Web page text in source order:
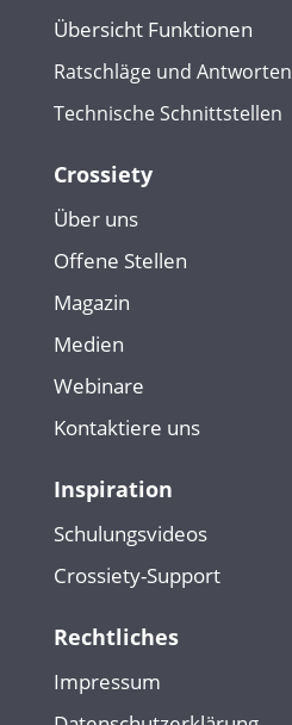
Übersicht Funktionen
Ratschläge und Antworten
Technische Schnittstellen
Crossiety
Über uns
Offene Stellen
Magazin
Medien
Webinare
Kontaktiere uns
Inspiration
Schulungsvideos
Crossiety-Support
Rechtliches
Impressum